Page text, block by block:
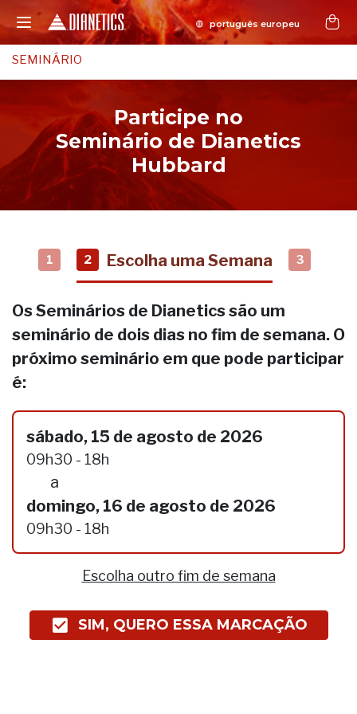
SEMINÁRIO
Participe no
Seminário de Dianetics
Hubbard
1 2 Escolha uma Semana 3
Os Seminários de Dianetics são um
seminário de dois dias no fim de semana. O
próximo seminário em que pode participar
é:
sábado, 15 de agosto de 2026
09h30 - 18h
a
domingo, 16 de agosto de 2026
09h30 - 18h
Escolha outro fim de semana
SIM, QUERO ESSA MARCAÇÃO